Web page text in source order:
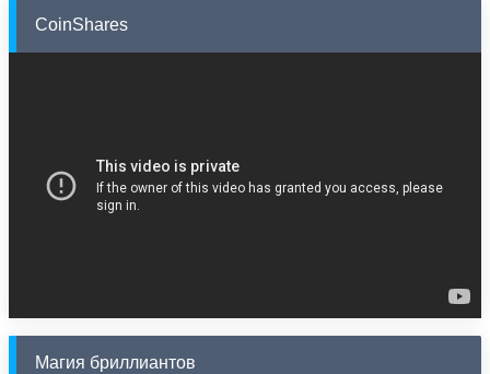
CoinShares
Магия бриллиантов